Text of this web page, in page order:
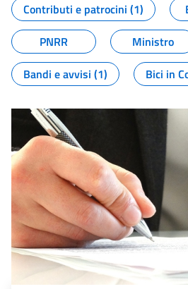
Contributi e patrocini (1)
PNRR
Ministro
Bandi e avvisi (1)
Bici in